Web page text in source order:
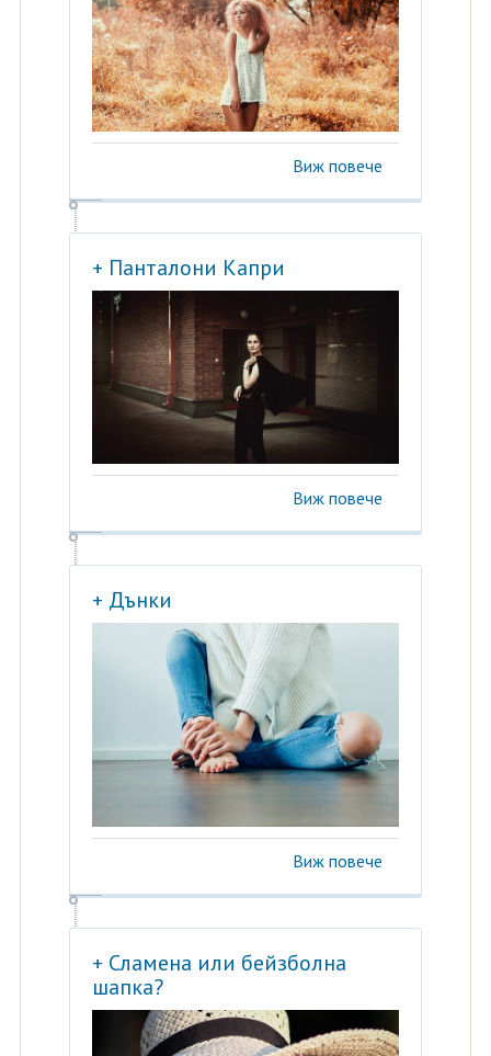
Виж повече
+ Панталони Капри
Виж повече
+ Дънки
Виж повече
+ Сламена или бейзболна
шапка?